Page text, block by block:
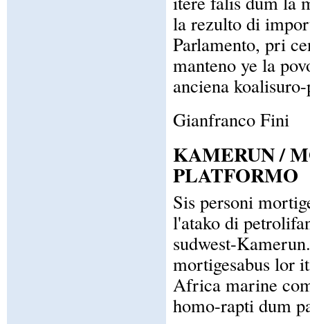
la rezulto di
Parlamento, pri
manteno ye la
anciena
Gianfranco Fini
KAMERUN /
PLATFORMO
Sis personi
l'atako di
sudwest-
mortigesabus lor
Africa marine
homo-rapti dum